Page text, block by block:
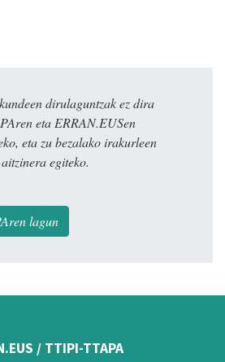
dirulaguntzak ez dira
eta ERRAN.EUSen
eta zu bezalako irakurleen
egiteko.
lagun
/ TTIPI-TTAPA